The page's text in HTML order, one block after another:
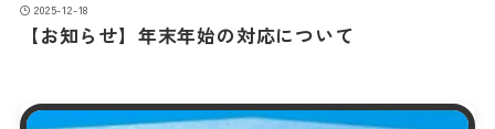
【お知らせ】年末年始の対応について
2025-12-18